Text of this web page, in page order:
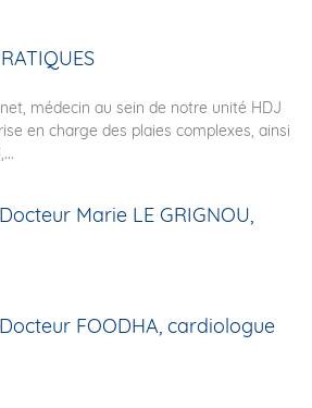
médecin au sein de notre unité HDJ
en charge des plaies complexes, ainsi
Marie LE GRIGNOU,
FOODHA, cardiologue